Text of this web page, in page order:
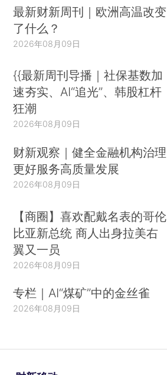
最新财新周刊｜欧洲高温改变
了什么？
2026年08月09日
{{最新周刊导播｜社保基数加
速夯实、AI“追光”、韩股杠杆
狂潮
2026年08月09日
财新观察｜健全金融机构治理
更好服务高质量发展
2026年08月09日
【商圈】喜欢配戴名表的哥伦
比亚新总统 商人出身拉美右
翼又一员
2026年08月09日
专栏｜AI“煤矿”中的金丝雀
2026年08月09日